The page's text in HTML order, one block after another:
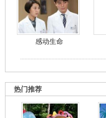
感动生命
热门推荐